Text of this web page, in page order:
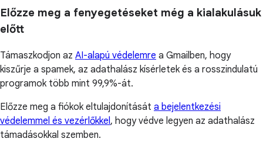
Előzze meg a fenyegetéseket még a kialakulásuk
előtt
Támaszkodjon az AI-alapú védelemre a Gmailben, hogy
kiszűrje a spamek, az adathalász kísérletek és a rosszindulatú
programok több mint 99,9%-át.
Előzze meg a fiókok eltulajdonítását a bejelentkezési
védelemmel és vezérlőkkel, hogy védve legyen az adathalász
támadásokkal szemben.